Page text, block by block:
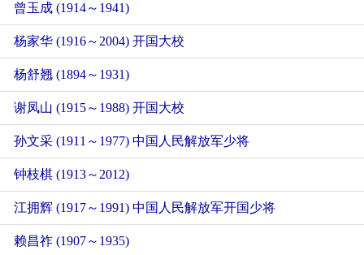
曾玉成 (1914～1941)
杨家华 (1916～2004) 开国大校
杨舒翘 (1894～1931)
谢凤山 (1915～1988) 开国大校
孙文采 (1911～1977) 中国人民解放军少将
钟枝棋 (1913～2012)
江拥辉 (1917～1991) 中国人民解放军开国少将
赖昌祚 (1907～1935)